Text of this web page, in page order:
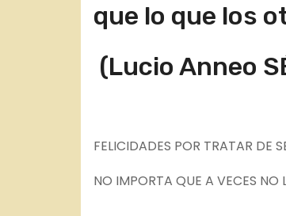
que lo que los
(Lucio Anneo
FELICIDADES POR TRATAR DE
NO IMPORTA QUE A VECES NO